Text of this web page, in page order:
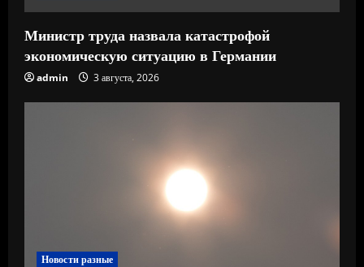
Министр труда назвала катастрофой
экономическую ситуацию в Германии
admin 3 августа, 2026
Новости разные